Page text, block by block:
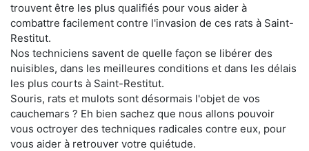
trouvent être les plus qualifiés pour vous aider à
combattre facilement contre l'invasion de ces rats à Saint-
Restitut.
Nos techniciens savent de quelle façon se libérer des
nuisibles, dans les meilleures conditions et dans les délais
les plus courts à Saint-Restitut.
Souris, rats et mulots sont désormais l'objet de vos
cauchemars ? Eh bien sachez que nous allons pouvoir
vous octroyer des techniques radicales contre eux, pour
vous aider à retrouver votre quiétude.